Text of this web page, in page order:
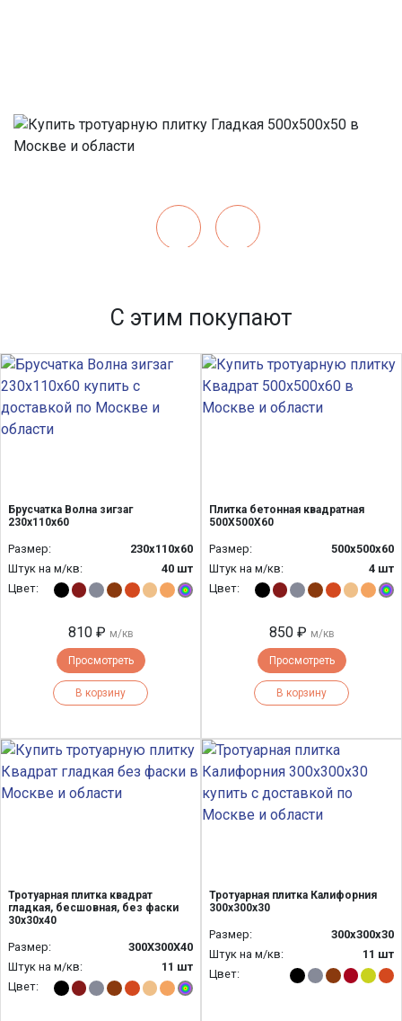
С этим покупают
Брусчатка Волна зигзаг
230х110х60
Размер:
230х110х60
Штук на м/кв:
40 шт
Цвет:
810 ₽ м/кв
Просмотреть
В корзину
Плитка бетонная квадратная
500Х500Х60
Размер:
500х500х60
Штук на м/кв:
4 шт
Цвет:
850 ₽ м/кв
Просмотреть
В корзину
Тротуарная плитка квадрат
гладкая, бесшовная, без фаски
30х30х40
Размер:
300Х300Х40
Штук на м/кв:
11 шт
Цвет:
Тротуарная плитка Калифорния
300х300х30
Размер:
300х300х30
Штук на м/кв:
11 шт
Цвет: